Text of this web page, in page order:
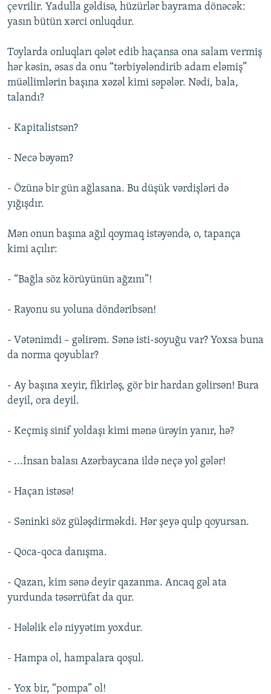
çevrilir. Yadulla gəldisə, hüzürlər bayrama dönəcək:
yasın bütün xərci onluqdur.
Toylarda onluqları qələt edib haçansa ona salam vermiş
hər kəsin, əsas da onu “tərbiyələndirib adam eləmiş”
müəllimlərin başına xəzəl kimi səpələr. Nədi, bala,
talandı?
- Kapitalistsən?
- Necə bəyəm?
- Özünə bir gün ağlasana. Bu düşük vərdişləri də
yığışdır.
Mən onun başına ağıl qoymaq istəyəndə, o, tapança
kimi açılır:
- “Bağla söz körüyünün ağzını”!
- Rayonu su yoluna döndəribsən!
- Vətənimdi – gəlirəm. Sənə isti-soyuğu var? Yoxsa buna
da norma qoyublar?
- Ay başına xeyir, fikirləş, gör bir hardan gəlirsən! Bura
deyil, ora deyil.
- Keçmiş sinif yoldaşı kimi mənə ürəyin yanır, hə?
- ...İnsan balası Azərbaycana ildə neçə yol gələr!
- Haçan istəsə!
- Səninki söz güləşdirməkdi. Hər şeyə qulp qoyursan.
- Qoca-qoca danışma.
- Qazan, kim sənə deyir qazanma. Ancaq gəl ata
yurdunda təsərrüfat da qur.
- Hələlik elə niyyətim yoxdur.
- Hampa ol, hampalara qoşul.
- Yox bir, “pompa” ol!